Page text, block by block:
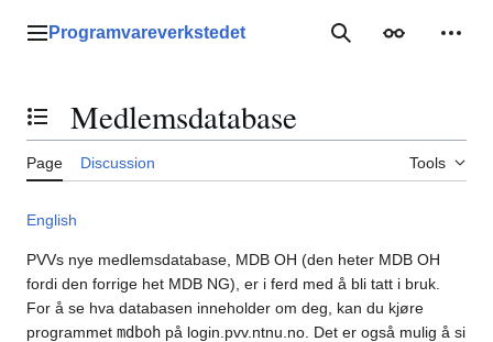
Main menu
Programvareverkstedet SearchAppearance
Toggle the table of contents
Medlemsdatabase
Page Discussion Tools
English
PVVs nye medlemsdatabase, MDB OH (den heter MDB OH
fordi den forrige het MDB NG), er i ferd med å bli tatt i bruk.
For å se hva databasen inneholder om deg, kan du kjøre
programmet mdboh på login.pvv.ntnu.no. Det er også mulig å si